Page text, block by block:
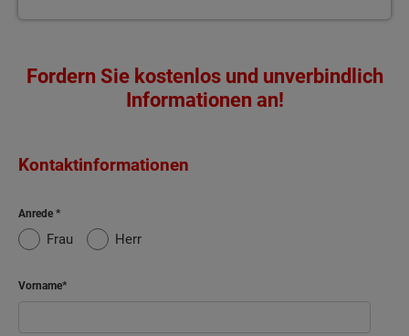
Fordern Sie kostenlos und unverbindlich
Informationen an!
Kontaktinformationen
Anrede
Frau Herr
Vorname